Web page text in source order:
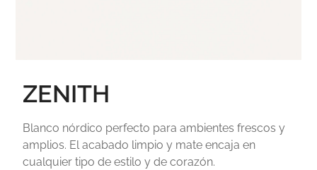
ZENITH
Blanco nórdico perfecto para ambientes frescos y
amplios. El acabado limpio y mate encaja en
cualquier tipo de estilo y de corazón.